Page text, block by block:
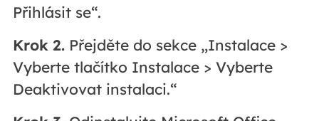
Přihlásit se“.
Krok 2.Přejděte do sekce „Instalace >
Vyberte tlačítko Instalace > Vyberte
Deaktivovat instalaci.“